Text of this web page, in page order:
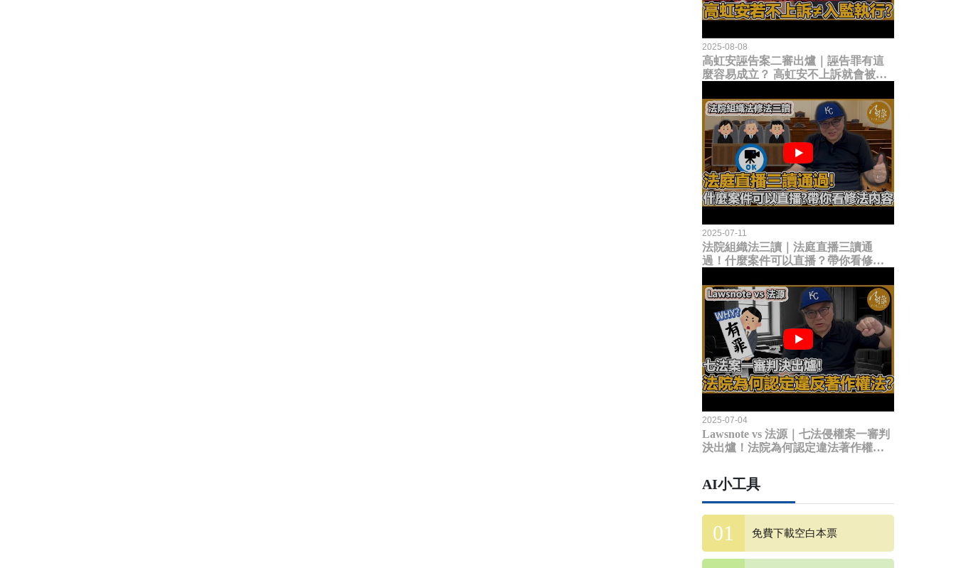
2025-08-08
高虹安誣告案二審出爐｜誣告罪有這
麼容易成立？ 高虹安不上訴就會被
2025-07-11
法院組織法三讀｜法庭直播三讀通
過！什麼案件可以直播？帶你看修法
2025-07-04
Lawsnote vs 法源｜七法侵權案一審判
決出爐！法院為何認定違法著作權
AI小工具
免費下載空白本票